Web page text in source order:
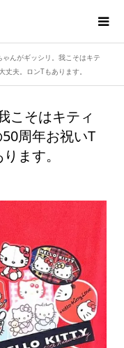
ゃんがギッシリ。我こそはキテ
夫。ロンTもあります。
こそはキティ
周年お祝いT
ます。